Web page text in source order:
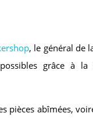
, le général de
grâce à
pièces abîmées,